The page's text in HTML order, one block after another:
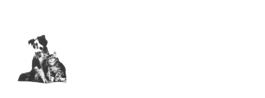
überspringen